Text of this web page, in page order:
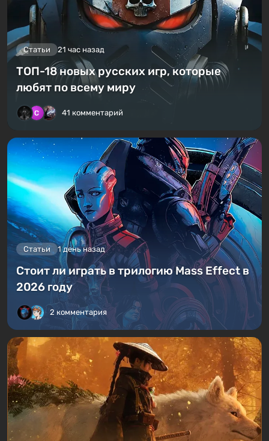
Статьи 21 час назад
ТОП-18 новых русских игр, которые
любят по всему миру
41 комментарий
Статьи 1 день назад
Стоит ли играть в трилогию Mass Effect в
2026 году
2 комментария